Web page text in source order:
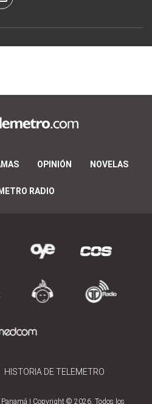
OPINIÓN NOVELAS
RADIO
HISTORIA DE TELEMETRO
Panamá | Copyright © 2026. Todos los